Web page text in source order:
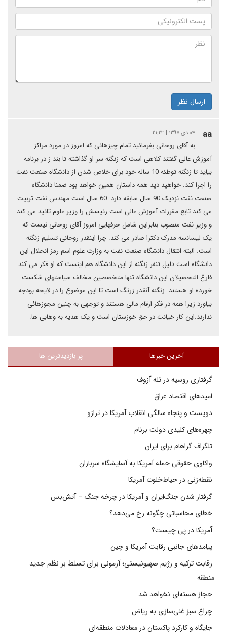
ارسال نظر
aa ۰۴ دی ۱۳۹۷ | ۲۱:۲۳
به آقای روحانی بفرمائید تمام چیزهائی که امروز در مورد مراکز
آموزش عالی گفتند کلاهی است که زنگنه سر او گذاشته تا بند ز در برنامه
بیاید تا زنگنه توطئه 10 ساله خود برای خلاص شدن از دانشگاه صنعت نفت
را اجرا کند. خواهید دید همه داستان همین خواهد بود ضمنا دانشگاه
صنعت نفت نزدیک 90 سال سابقه دارد. 60 سال است مهندس نفت تربیت
می کند تابع مقررات آموزش عالی است رئیسش را وزیر علوم تائید می کند
و وزیر نفت منصوب بنابراین شامل حرفهایی امروز آقای روحانی نیست که
یک لیسانسه مدرک دکترا صادر می کند. چرا اینقدر روحانی تسلیم زنگنه
است. البته انتقال دانشگاه صنعت نفت به وزارت علوم اسم رمز انحلال این
دانشگاه است دلیل تنفر زنگنه از این دانشگاه هم اینست که او فکر می کند
فارغ التحصیلان این دانشگاه تنها متخصصین مخالف سیاستهای شکست
خورده او هستند. زنگنه آنقدر زرنگ است تا این موضوع را در لایحه بودجه
بیاورد زیرا همه در فکر ارقام مالی هستند و توجهی به چنین مجوزهائی
ندارند.این کار خیانت در حق خوزستان است و یک هدیه به وهابی ها.
آخرین خبرها پر بازدیدترین ها
گرفتاری روسیه در تله آزوف
امیدهای اقتصاد عراق
دویست و پنجاه سالگی انقلاب آمریکا در ترازو
چهره‌های کلیدی دولت برنام
تلگراف گراهام برای ایران
واکاوی حقوقی حمله آمریکا به آسایشگاه سربازان
نقطه‌زنی در حیاط‌خلوت آمریکا
گرفتار شدن جنگ‌ایران و آمریکا در چرخه جنگ – آتش‌بس
خطای محاسباتی چگونه رخ می‌دهد؟
آمریکا در پی چیست؟
پیامدهای جانبی رقابت آمریکا و چین
رقابت ترکیه و رژیم صهیونیستی؛ آزمونی برای تسلط بر نظم جدید
منطقه
حجاز هسته‌ای نخواهد شد
چراغ سبز غنی‌سازی به ریاض
جایگاه و کارکرد پاکستان در معادلات منطقه‌ای